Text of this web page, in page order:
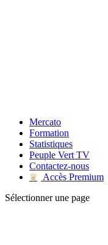
Mercato
Formation
Statistiques
Peuple Vert TV
Contactez-nous
♛
Accès Premium
Sélectionner une page